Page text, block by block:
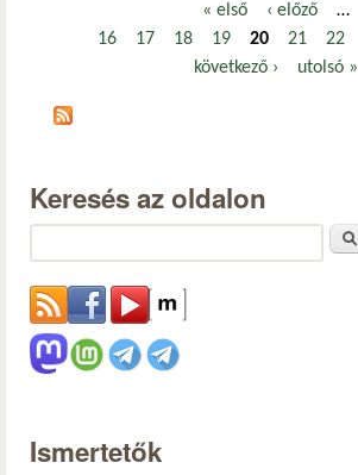
Oldalak
« első ‹ előző
…
16
17 18 19 20 21 22
következő ›
utolsó »
Keresés az oldalon
Ismertetők